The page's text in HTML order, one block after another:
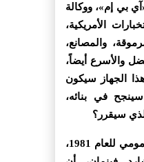
بي إم»، ووكالة
الأمريكية،
والمصانع،
والأسرع أيضاً،
الجهاز سيكون
في بنائه،
سيقرر؟
تعود فكرة الكمبيوتر الكمومي للعام 1981،